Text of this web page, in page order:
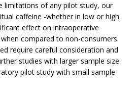
limitations of any pilot study, our
caffeine -whether in low or high
effect on intraoperative
compared to non-consumers
require careful consideration and
studies with larger sample size
pilot study with small sample